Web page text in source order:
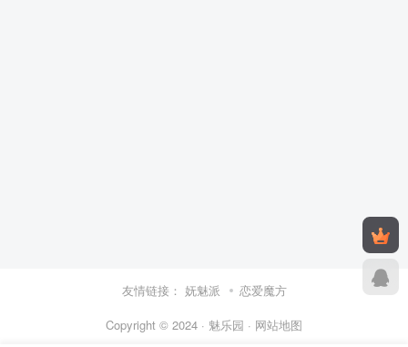
友情链接： 妩魅派
恋爱魔方
Copyright © 2024 · 魅乐园 · 网站地图